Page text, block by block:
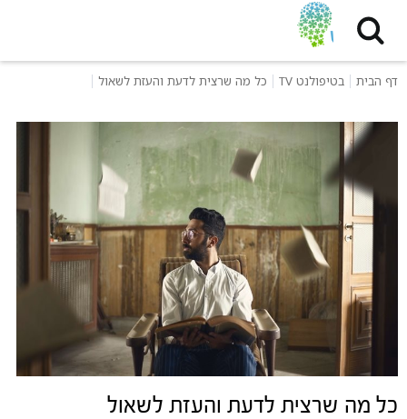
דף הבית בטיפולנט TV כל מה שרצית לדעת והעזת לשאול
כל מה שרצית לדעת והעזת לשאול